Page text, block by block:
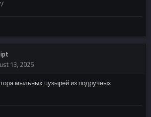
13, 2025
мыльных пузырей из подручных